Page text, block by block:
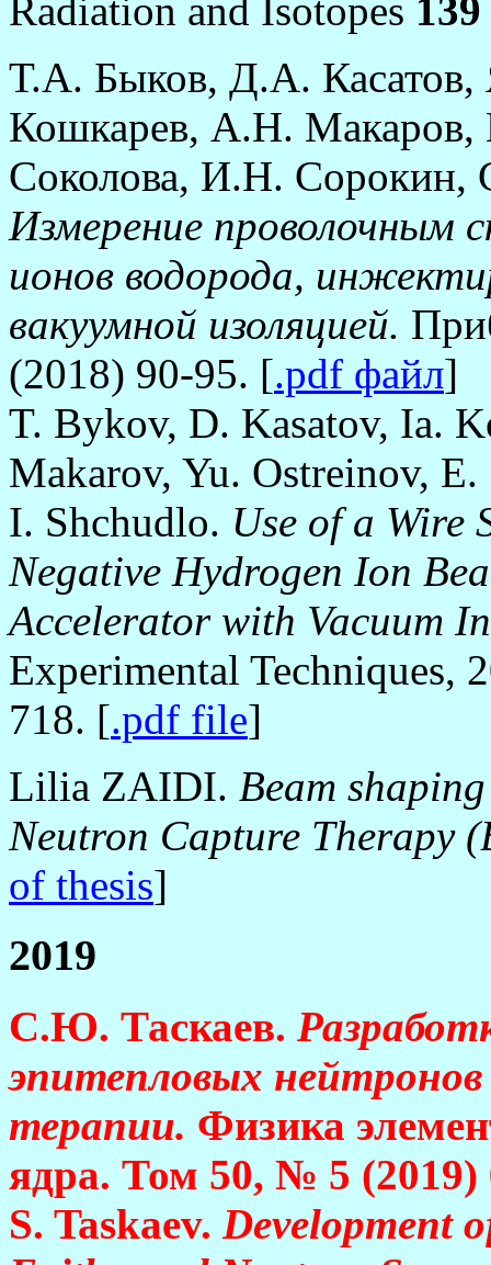
Radiation and Isotopes 139
Т.А. Быков, Д.А.
Кошкарев, А.Н.
Соколова, И.Н.
Измерение проволочным
ионов водорода,
вакуумной изоляцией.
(2018) 90-95. [.pdf файл]
T. Bykov, D. Kasatov, Ia.
Makarov, Yu. Ostreinov,
I. Shchudlo. Use of a Wire
Negative Hydrogen Ion
Accelerator with Vacuum
Experimental Techniques,
718. [.pdf file]
Lilia ZAIDI. Beam
Neutron Capture Therapy
of thesis]
2019
С.Ю. Таскаев.
эпитепловых
терапии. Физика
ядра. Том 50, № 5 (2019)
S. Taskaev. Development